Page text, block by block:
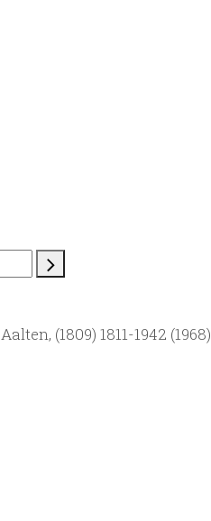
(1809) 1811-1942 (1968)